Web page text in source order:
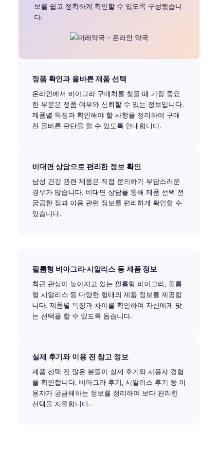
보를 쉽고 정확하게 확인할 수 있도록 구성했습니
다.
정품 확인과 올바른 제품 선택
온라인에서 비아그라 구매처를 찾을 때 가장 중요
한 부분은 정품 여부와 신뢰할 수 있는 정보입니다.
제품별 특징과 확인해야 할 사항을 정리하여 구매
전 올바른 판단을 할 수 있도록 안내합니다.
비대면 상담으로 편리한 정보 확인
남성 건강 관련 제품은 직접 문의하기 부담스러운
경우가 많습니다. 비대면 상담을 통해 제품 선택 전
궁금한 점과 이용 관련 정보를 편리하게 확인할 수
있습니다.
필름형 비아그라·시알리스 등 제품 정보
최근 관심이 높아지고 있는 필름형 비아그라, 필름
형 시알리스 등 다양한 형태의 제품 정보를 제공합
니다. 제품별 특징과 차이를 확인하여 자신에게 맞
는 선택을 할 수 있도록 돕습니다.
실제 후기와 이용 전 참고 정보
제품 선택 전 많은 분들이 실제 후기와 사용자 경험
을 확인합니다. 비아그라 후기, 시알리스 후기 등 이
용자가 궁금해하는 정보를 정리하여 보다 편리한
선택을 지원합니다.